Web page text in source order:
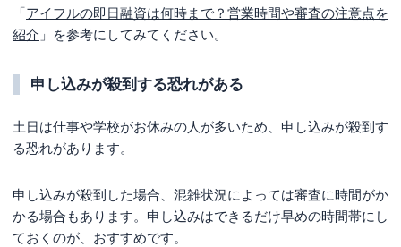
「アイフルの即日融資は何時まで？営業時間や審査の注意点を
紹介 」を参考にしてみてください。
申し込みが殺到する恐れがある
土日は仕事や学校がお休みの人が多いため、申し込みが殺到す
る恐れがあります。
申し込みが殺到した場合、混雑状況によっては審査に時間がか
かる場合もあります。申し込みはできるだけ早めの時間帯にし
ておくのが、おすすめです。